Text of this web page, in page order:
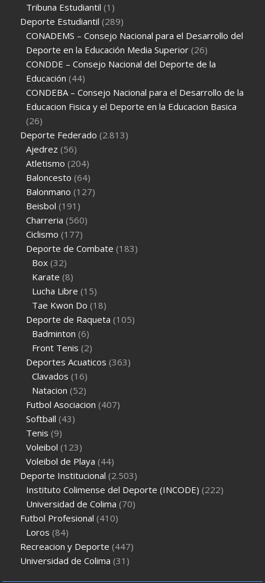
Tribuna Estudiantil (1)
Deporte Estudiantil (289)
CONADEMS – Consejo Nacional para el Desarrollo del
Deporte en la Educación Media Superior (26)
CONDDE – Consejo Nacional del Deporte de la
Educación (44)
CONDEBA – Consejo Nacional para el Desarrollo de la
Educacion Fisica y el Deporte en la Educacion Basica
(26)
Deporte Federado (2.813)
Ajedrez (56)
Atletismo (204)
Baloncesto (64)
Balonmano (127)
Beisbol (191)
Charreria (560)
Ciclismo (177)
Deporte de Combate (183)
Box (32)
Karate (8)
Lucha Libre (15)
Tae Kwon Do (18)
Deporte de Raqueta (105)
Badminton (6)
Front Tenis (2)
Deportes Acuaticos (363)
Clavados (16)
Natacion (52)
Futbol Asociacion (407)
Softball (43)
Tenis (9)
Voleibol (123)
Voleibol de Playa (44)
Deporte Institucional (2.503)
Instituto Colimense del Deporte (INCODE) (222)
Universidad de Colima (70)
Futbol Profesional (410)
Loros (84)
Recreacion y Deporte (447)
Universidad de Colima (31)